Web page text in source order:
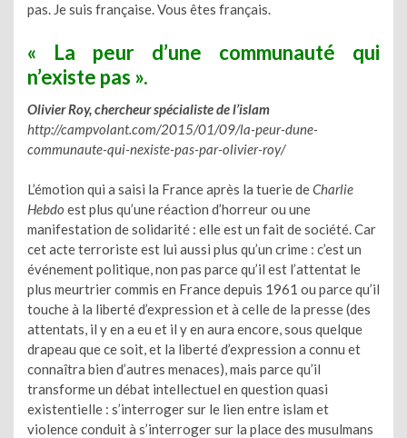
pas. Je suis française. Vous êtes français.
« La peur d’une communauté qui
n’existe pas ».
Olivier Roy, chercheur spécialiste de l’islam
http://campvolant.com/2015/01/09/la-peur-dune-
communaute-qui-nexiste-pas-par-olivier-roy/
L’émotion qui a saisi la France après la tuerie deCharlie
Hebdo est plus qu’une réaction d’horreur ou une
manifestation de solidarité : elle est un fait de société. Car
cet acte terroriste est lui aussi plus qu’un crime : c’est un
événement politique, non pas parce qu’il est l’attentat le
plus meurtrier commis en France depuis 1961 ou parce qu’il
touche à la liberté d’expression et à celle de la presse (des
attentats, il y en a eu et il y en aura encore, sous quelque
drapeau que ce soit, et la liberté d’expression a connu et
connaîtra bien d’autres menaces), mais parce qu’il
transforme un débat intellectuel en question quasi
existentielle : s’interroger sur le lien entre islam et
violence conduit à s’interroger sur la place des musulmans